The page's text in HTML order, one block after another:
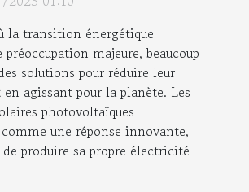
la transition énergétique
majeure, beaucoup
solutions pour réduire leur
agissant pour la planète. Les
photovoltaïques
une réponse innovante,
produire sa propre électricité